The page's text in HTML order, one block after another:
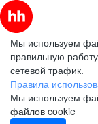
Мы используем
правильную
сетевой трафик.
Правила
Мы используем
файлов cookie